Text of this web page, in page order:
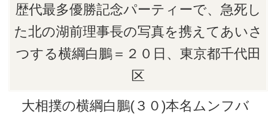
歴代最多優勝記念パーティーで、急死し
た北の湖前理事長の写真を携えてあいさ
つする横綱白鵬＝２０日、東京都千代田
区
大相撲の横綱白鵬(３０)本名ムンフバ